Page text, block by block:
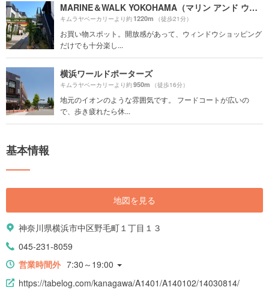
MARINE＆WALK YOKOHAMA（マリン アンド ウォーク ヨコハマ）
キムラヤベーカリーより約1220m （徒歩21分）
お買い物スポット。開放感があって、ウィンドウショッピング
だけでも十分楽し...
横浜ワールドポーターズ
キムラヤベーカリーより約950m （徒歩16分）
地元のイオンのような雰囲気です。 フードコートが広いの
で、歩き疲れたら休...
基本情報
地図を見る
神奈川県横浜市中区野毛町１丁目１３
045-231-8059
営業時間外 7:30～19:00
https://tabelog.com/kanagawa/A1401/A140102/14030814/